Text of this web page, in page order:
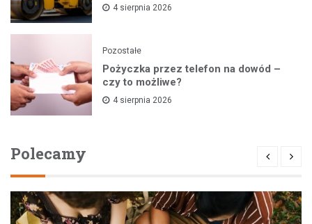
4 sierpnia 2026
Pozostałe
Pożyczka przez telefon na dowód –
czy to możliwe?
4 sierpnia 2026
Polecamy